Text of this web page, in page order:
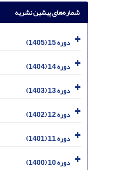
شماره‌های پیشین نشریه
دوره 15 (1405)
دوره 14 (1404)
دوره 13 (1403)
دوره 12 (1402)
دوره 11 (1401)
دوره 10 (1400)